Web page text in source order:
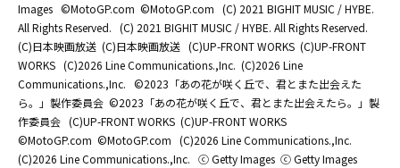
Images ©MotoGP.com ©MotoGP.com (C) 2021 BIGHIT MUSIC / HYBE.
All Rights Reserved. (C) 2021 BIGHIT MUSIC / HYBE. All Rights Reserved.
(C)日本映画放送 (C)日本映画放送 (C)UP-FRONT WORKS (C)UP-FRONT
WORKS (C)2026 Line Communications.,Inc. (C)2026 Line
Communications.,Inc. ©2023「あの花が咲く丘で、君とまた出会えた
ら。」製作委員会 ©2023「あの花が咲く丘で、君とまた出会えたら。」製
作委員会 (C)UP-FRONT WORKS (C)UP-FRONT WORKS
©MotoGP.com ©MotoGP.com (C)2026 Line Communications.,Inc.
(C)2026 Line Communications.,Inc. ⓒ Getty Images ⓒ Getty Images